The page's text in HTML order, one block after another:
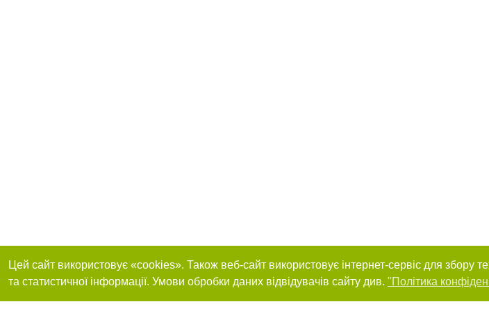
Цей сайт використовує «cookies». Також веб-сайт використовує інтернет-сервіс для збору
та статистичної інформації. Умови обробки даних відвідувачів сайту див. "Політика